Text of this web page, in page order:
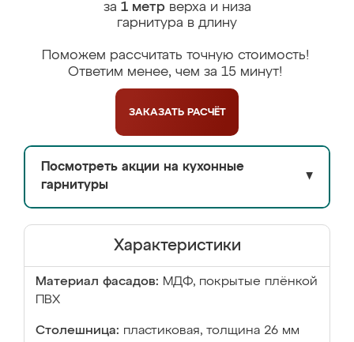
за 1 метрверха и низа
гарнитура в длину
Поможем рассчитать точную стоимость!
Ответим менее, чем за 15 минут!
ЗАКАЗАТЬ РАСЧЁТ
Посмотреть акции на кухонные
гарнитуры
▼
Характеристики
Материал фасадов: МДФ, покрытые плёнкой
ПВХ
Столешница: пластиковая, толщина 26 мм